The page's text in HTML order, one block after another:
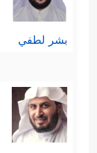
بشر لطفي